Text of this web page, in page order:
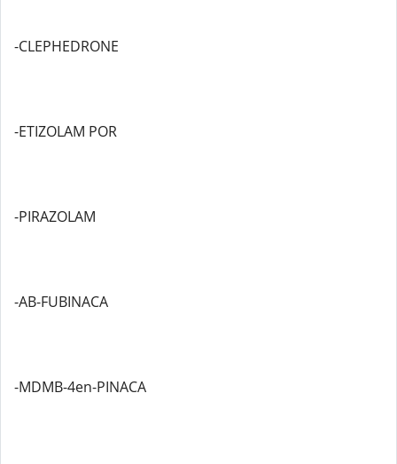
-CLEPHEDRONE
-ETIZOLAM POR
-PIRAZOLAM
-AB-FUBINACA
-MDMB-4en-PINACA